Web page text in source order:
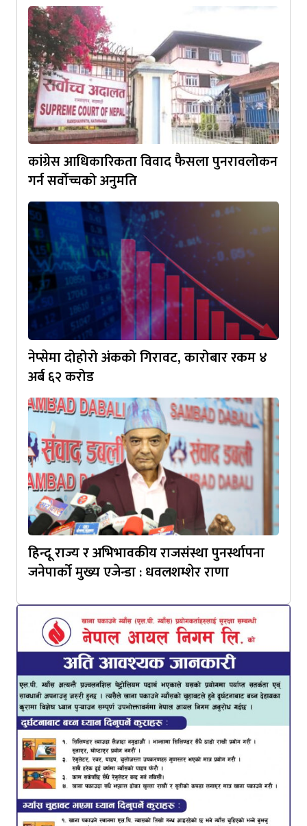
कांग्रेस आधिकारिकता विवाद फैसला पुनरावलोकन
गर्न सर्वोच्चको अनुमति
नेप्सेमा दोहोरो अंकको गिरावट, कारोबार रकम ४
अर्ब ६२ करोड
हिन्दू राज्य र अभिभावकीय राजसंस्था पुनर्स्थापना
जनेपार्को मुख्य एजेन्डा : धवलशम्शेर राणा